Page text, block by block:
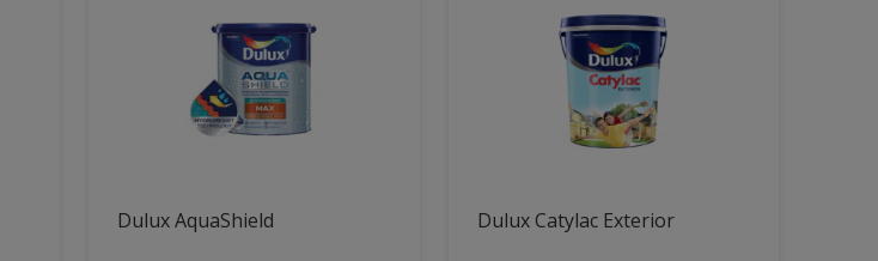
Dulux AquaShield Dulux Catylac Exterior